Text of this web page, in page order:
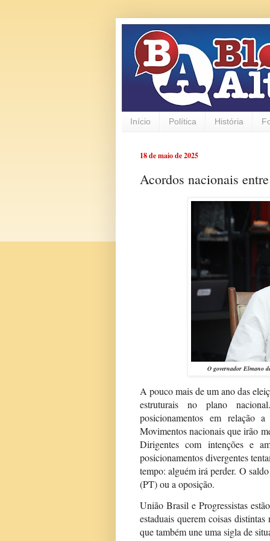
Início Política História
18 de maio de 2025
Acordos nacionais
O governador Elmano
A pouco mais de um ano das
estruturais no plano
posicionamentos em relação
Movimentos nacionais que irão
Dirigentes com intenções e
posicionamentos divergentes
tempo: alguém irá perder. O
(PT) ou a oposição.
União Brasil e Progressistas
estaduais querem coisas
que também une uma sigla de